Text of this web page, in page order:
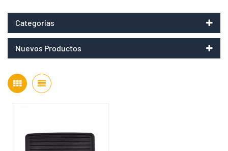
Categorías
Nuevos Productos